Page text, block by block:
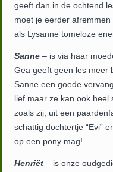
geeft dan in de ochtend
moet je eerder
als Lysanne tomeloze
Sanne– is via haar
Gea geeft geen les meer
Sanne een goede
lief maar ze kan ook heel
zoals zij, uit een
schattig dochtertje “Evi”
op een pony mag!
Henriët– is onze